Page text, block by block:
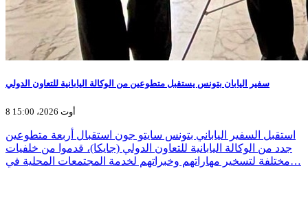
سفير اليابان بتونس يستقبل متطوعين من الوكالة اليابانية للتعاون الدولي
8 أوت 2026، 15:00
استقبل السفير الياباني بتونس سايتو جون استقبال أربعة متطوعين
جدد من الوكالة اليابانية للتعاون الدولي (جايكا)، قدموا من خلفيات
مختلفة لتسخير مهاراتهم وخبراتهم لخدمة المجتمعات المحلية في…